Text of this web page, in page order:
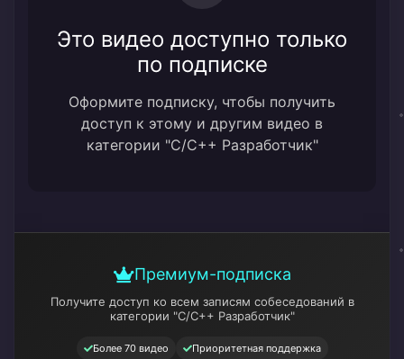
Это видео доступно только
по подписке
Оформите подписку, чтобы получить
доступ к этому и другим видео в
категории "C/C++ Разработчик"
Премиум-подписка
Получите доступ ко всем записям собеседований в
категории "C/C++ Разработчик"
Более 70 видео Приоритетная поддержка